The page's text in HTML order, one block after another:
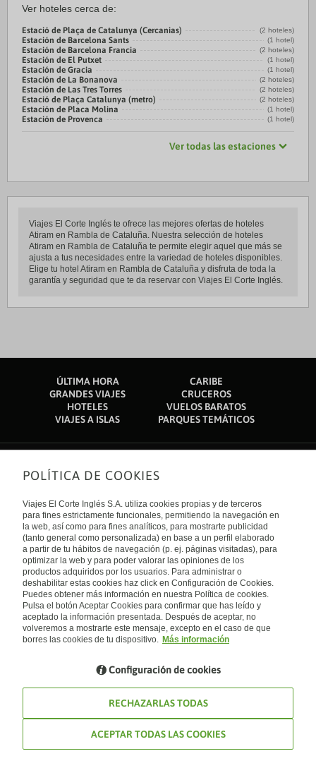
Ver hoteles cerca de:
Estació de Plaça de Catalunya (Cercanias) (2 hoteles)
Estación de Barcelona Sants (1 hotel)
Estación de Barcelona Francia (2 hoteles)
Estación de El Putxet (1 hotel)
Estación de Gracia (1 hotel)
Estación de La Bonanova (2 hoteles)
Estación de Las Tres Torres (2 hoteles)
Estació de Plaça Catalunya (metro) (2 hoteles)
Estación de Placa Molina (1 hotel)
Estación de Provenca (1 hotel)
Ver todas las estaciones
Viajes El Corte Inglés te ofrece las mejores ofertas de hoteles
Atiram en Rambla de Cataluña. Nuestra selección de hoteles
Atiram en Rambla de Cataluña te permite elegir aquel que más se
ajusta a tus necesidades entre la variedad de hoteles disponibles.
Elige tu hotel Atiram en Rambla de Cataluña y disfruta de toda la
garantía y seguridad que te da reservar con Viajes El Corte Inglés.
ÚLTIMA HORA
CARIBE
GRANDES VIAJES
CRUCEROS
HOTELES
VUELOS BARATOS
VIAJES A ISLAS
PARQUES TEMÁTICOS
Sobre nosotros
Quiénes somos
Financiación
Sostenibilidad
Turismo accesible
Tarjeta El Corte Inglés
Trabaja con nosotros
El Corte Inglés
Canal Ético
Enlaces de interés
Guías de viaje
Catálogos
Auto check-in
Condiciones Generales
Política de privacidad
Política de cookies
Accesibilidad
Empresas/ Grupos
Internacional
España
Visita nuestro blog
Blog de Viajes el Corte inglés
POLÍTICA DE COOKIES
Viajes El Corte Inglés S.A. utiliza cookies propias y de terceros
para fines estrictamente funcionales, permitiendo la navegación en
la web, así como para fines analíticos, para mostrarte publicidad
(tanto general como personalizada) en base a un perfil elaborado
a partir de tu hábitos de navegación (p. ej. páginas visitadas), para
optimizar la web y para poder valorar las opiniones de los
productos adquiridos por los usuarios. Para administrar o
deshabilitar estas cookies haz click en Configuración de Cookies.
Puedes obtener más información en nuestra Política de cookies.
Pulsa el botón Aceptar Cookies para confirmar que has leído y
aceptado la información presentada. Después de aceptar, no
volveremos a mostrarte este mensaje, excepto en el caso de que
borres las cookies de tu dispositivo. Más información
Configuración de cookies
RECHAZARLAS TODAS
ACEPTAR TODAS LAS COOKIES